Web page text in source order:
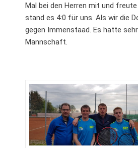
Mal bei den Herren mit und
stand es 4:0 für uns. Als wir die
gegen Immenstaad. Es hatte
Mannschaft.